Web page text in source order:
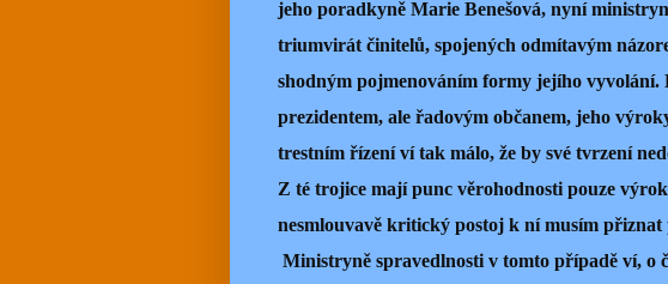
jeho poradkyně Marie Benešová, nyní
triumvirát činitelů, spojených odmítavým
shodným pojmenováním formy jejího
prezidentem, ale řadovým občanem, jeho
trestním řízení ví tak málo, že by své tvrzení
Z té trojice mají punc věrohodnosti pouze
nesmlouvavě kritický postoj k ní musím
Ministryně spravedlnosti v tomto případě ví, o